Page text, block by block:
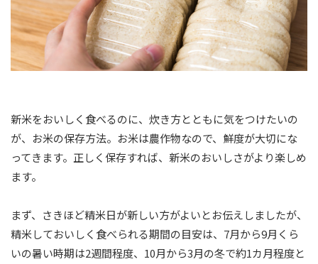
新米をおいしく食べるのに、炊き方とともに気をつけたいの
が、お米の保存方法。お米は農作物なので、鮮度が大切にな
ってきます。正しく保存すれば、新米のおいしさがより楽しめ
ます。
まず、さきほど精米日が新しい方がよいとお伝えしましたが、
精米しておいしく食べられる期間の目安は、7月から9月くら
いの暑い時期は2週間程度、10月から3月の冬で約1カ月程度と